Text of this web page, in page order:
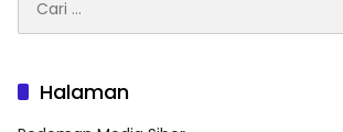
untuk:
Halaman